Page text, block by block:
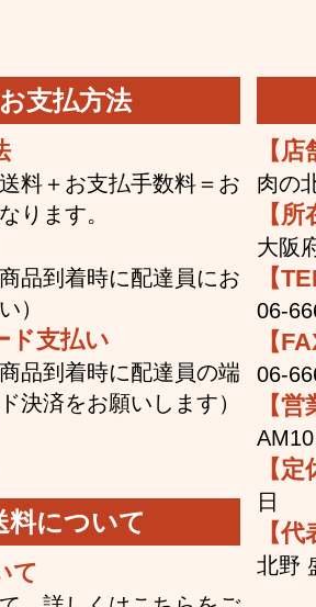
お支払方法
料＋お支払手数料＝お
ります。
品到着時に配達員にお
）
ド支払い
品到着時に配達員の端
決済をお願いします）
料について
て
【
肉の
【
大阪
【
06-
【
06-
【
【
日
【
北野